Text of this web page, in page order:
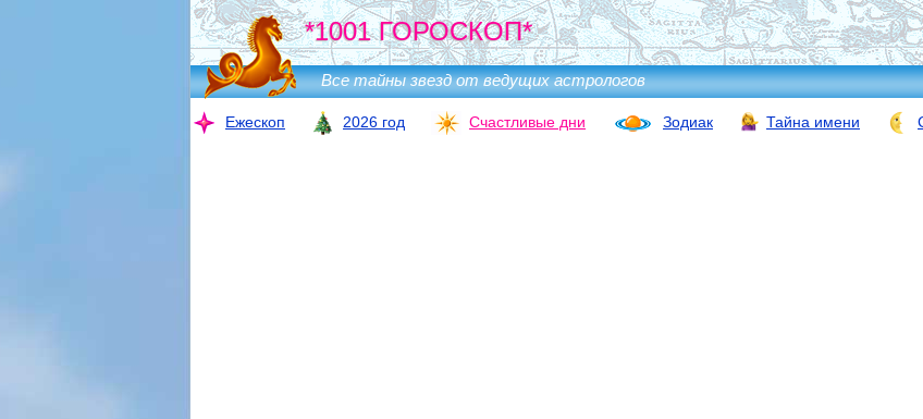
*1001 ГОРОСКОП*
Все тайны звезд от ведущих астрологов
Ежескоп 2026 год Счастливые дни Зодиак Тайна имени